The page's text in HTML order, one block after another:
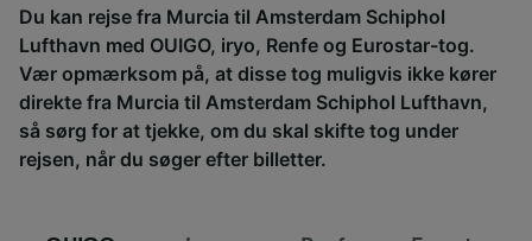
Du kan rejse fra Murcia til Amsterdam Schiphol
Lufthavn med OUIGO, iryo, Renfe og Eurostar-tog.
Vær opmærksom på, at disse tog muligvis ikke kører
direkte fra Murcia til Amsterdam Schiphol Lufthavn,
så sørg for at tjekke, om du skal skifte tog under
rejsen, når du søger efter billetter.